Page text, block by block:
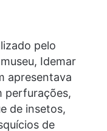
pelo
Idemar
apresentava
perfurações,
de insetos,
de